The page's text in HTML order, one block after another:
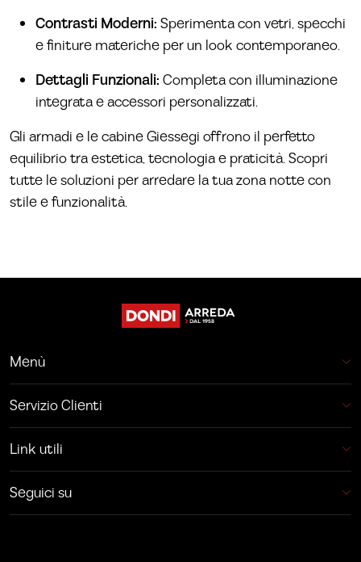
Contrasti Moderni: Sperimenta con vetri, specchi
e finiture materiche per un look contemporaneo.
Dettagli Funzionali: Completa con illuminazione
integrata e accessori personalizzati.
Gli armadi e le cabine Giessegi offrono il perfetto
equilibrio tra estetica, tecnologia e praticità. Scopri
tutte le soluzioni per arredare la tua zona notte con
stile e funzionalità.
Menù
Servizio Clienti
Link utili
Seguici su